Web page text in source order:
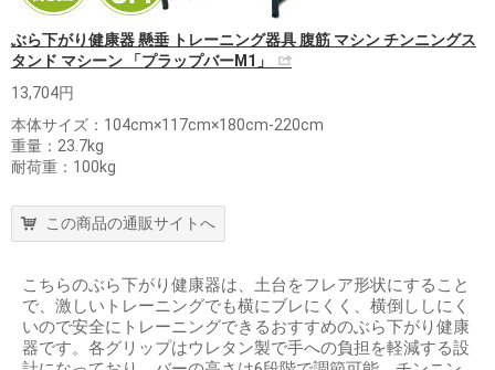
ぶら下がり健康器 懸垂 トレーニング器具 腹筋 マシン チンニングス
タンド マシーン 「プラップバーM1」
13,704円
本体サイズ：104cm×117cm×180cm-220cm
重量：23.7kg
耐荷重：100kg
この商品の通販サイトへ
こちらのぶら下がり健康器は、土台をフレア形状にすること
で、激しいトレーニングでも横にブレにくく、横倒ししにく
いので安全にトレーニングできるおすすめのぶら下がり健康
器です。各グリップはウレタン製で手への負担を軽減する設